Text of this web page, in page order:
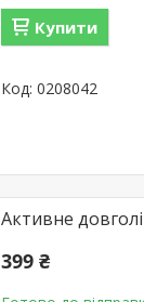
Купити
0208042
Активне
399 ₴